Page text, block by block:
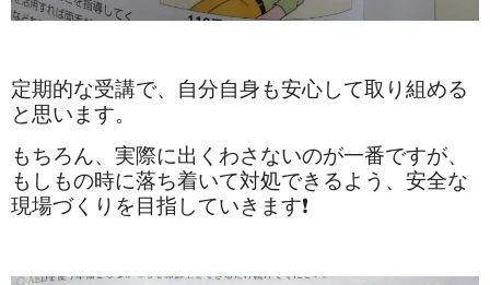
定期的な受講で、自分自身も安心して取り組める
と思います。
もちろん、実際に出くわさないのが一番ですが、
もしもの時に落ち着いて対処できるよう、安全な
現場づくりを目指していきます❗